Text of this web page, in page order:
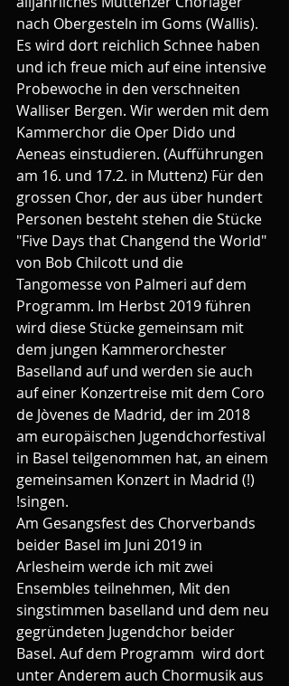
nach Obergesteln im Goms (Wallis).
Es wird dort reichlich Schnee haben
und ich freue mich auf eine intensive
Probewoche in den verschneiten
Walliser Bergen. Wir werden mit dem
Kammerchor die Oper Dido und
Aeneas einstudieren. (Aufführungen
am 16. und 17.2. in Muttenz) Für den
grossen Chor, der aus über hundert
Personen besteht stehen die Stücke
"Five Days that Changend the World"
von Bob Chilcott und die
Tangomesse von Palmeri auf dem
Programm. Im Herbst 2019 führen
wird diese Stücke gemeinsam mit
dem jungen Kammerorchester
Baselland auf und werden sie auch
auf einer Konzertreise mit dem Coro
de Jòvenes de Madrid, der im 2018
am europäischen Jugendchorfestival
in Basel teilgenommen hat, an einem
gemeinsamen Konzert in Madrid (!)
!singen.
Am Gesangsfest des Chorverbands
beider Basel im Juni 2019 in
Arlesheim werde ich mit zwei
Ensembles teilnehmen, Mit den
singstimmen baselland und dem neu
gegründeten Jugendchor beider
Basel. Auf dem Programm  wird dort
unter Anderem auch Chormusik aus